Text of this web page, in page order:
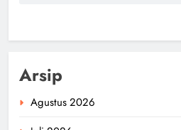
Arsip
Agustus 2026